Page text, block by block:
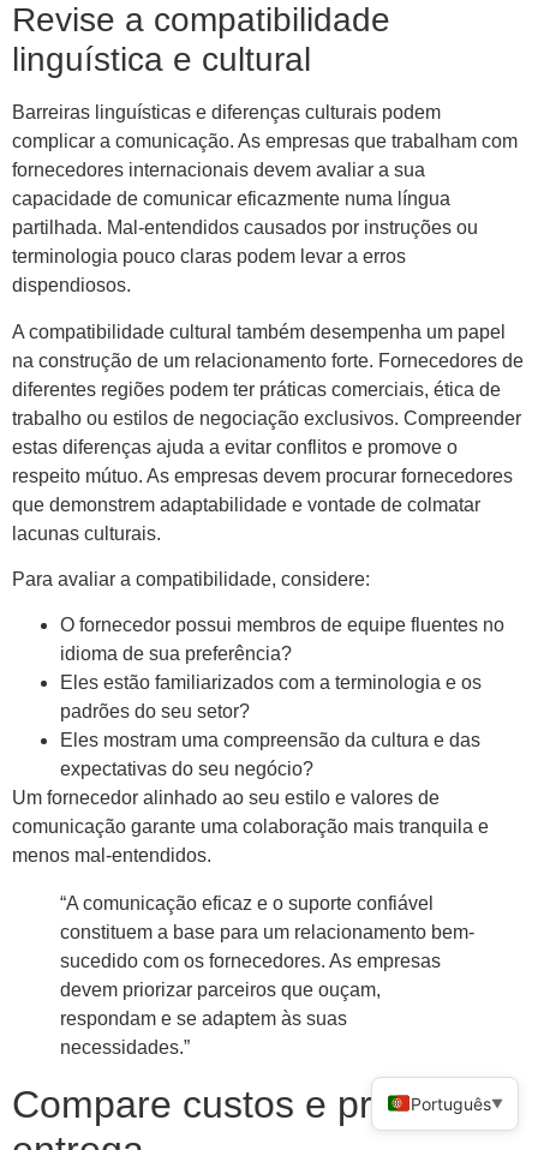
Revise a compatibilidade
linguística e cultural
Barreiras linguísticas e diferenças culturais podem
complicar a comunicação. As empresas que trabalham com
fornecedores internacionais devem avaliar a sua
capacidade de comunicar eficazmente numa língua
partilhada. Mal-entendidos causados ​​por instruções ou
terminologia pouco claras podem levar a erros
dispendiosos.
A compatibilidade cultural também desempenha um papel
na construção de um relacionamento forte. Fornecedores de
diferentes regiões podem ter práticas comerciais, ética de
trabalho ou estilos de negociação exclusivos. Compreender
estas diferenças ajuda a evitar conflitos e promove o
respeito mútuo. As empresas devem procurar fornecedores
que demonstrem adaptabilidade e vontade de colmatar
lacunas culturais.
Para avaliar a compatibilidade, considere:
O fornecedor possui membros de equipe fluentes no
idioma de sua preferência?
Eles estão familiarizados com a terminologia e os
padrões do seu setor?
Eles mostram uma compreensão da cultura e das
expectativas do seu negócio?
Um fornecedor alinhado ao seu estilo e valores de
comunicação garante uma colaboração mais tranquila e
menos mal-entendidos.
“A comunicação eficaz e o suporte confiável
constituem a base para um relacionamento bem-
sucedido com os fornecedores. As empresas
devem priorizar parceiros que ouçam,
respondam e se adaptem às suas
necessidades.”
Compare custos e prazos de
Português▼